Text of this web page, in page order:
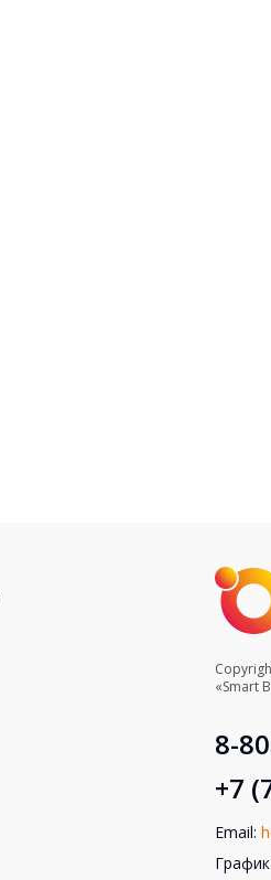
«Smart
8-
+7
Email: